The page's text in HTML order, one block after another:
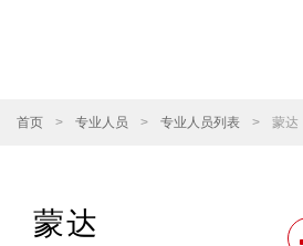
首页 > 专业人员 > 专业人员列表 > 蒙达
蒙达